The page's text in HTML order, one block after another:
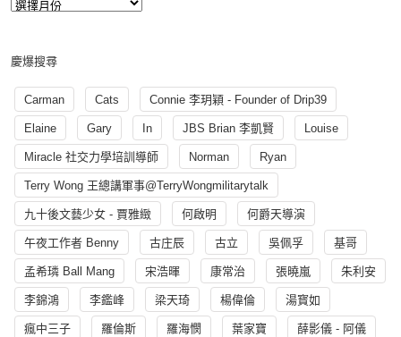
慶爆搜尋
Carman Cats Connie 李玥穎 - Founder of Drip39
Elaine Gary In JBS Brian 李凱賢 Louise
Miracle 社交力學培訓導師 Norman Ryan
Terry Wong 王總講軍事@TerryWongmilitarytalk
九十後文藝少女 - 賈雅緻 何啟明 何爵天導演
午夜工作者 Benny 古庄辰 古立 吳佩孚 基哥
孟希璘 Ball Mang 宋浩暉 康常治 張曉嵐 朱利安
李錦鴻 李鑑峰 梁天琦 楊偉倫 湯寳如
瘋中三子 羅倫斯 羅海憫 葉家寶 薛影儀 - 阿儀